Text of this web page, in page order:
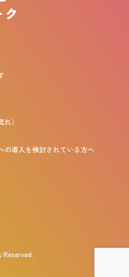
）
の導入を検討されている方へ